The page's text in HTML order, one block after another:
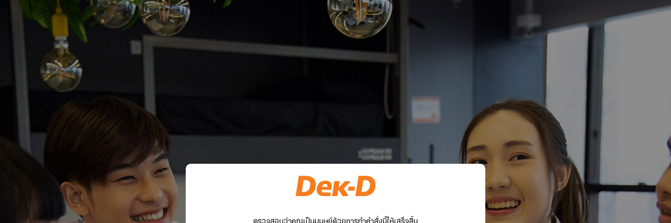
ตรวจสอบว่าคุณเป็นมนุษย์ด้วยการทำคำสั่งนี้ให้เสร็จสิ้น